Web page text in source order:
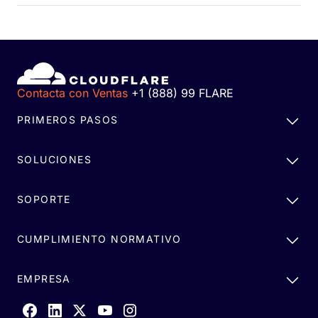
Contacta con Ventas +1 (888) 99 FLARE
PRIMEROS PASOS
SOLUCIONES
SOPORTE
CUMPLIMIENTO NORMATIVO
EMPRESA